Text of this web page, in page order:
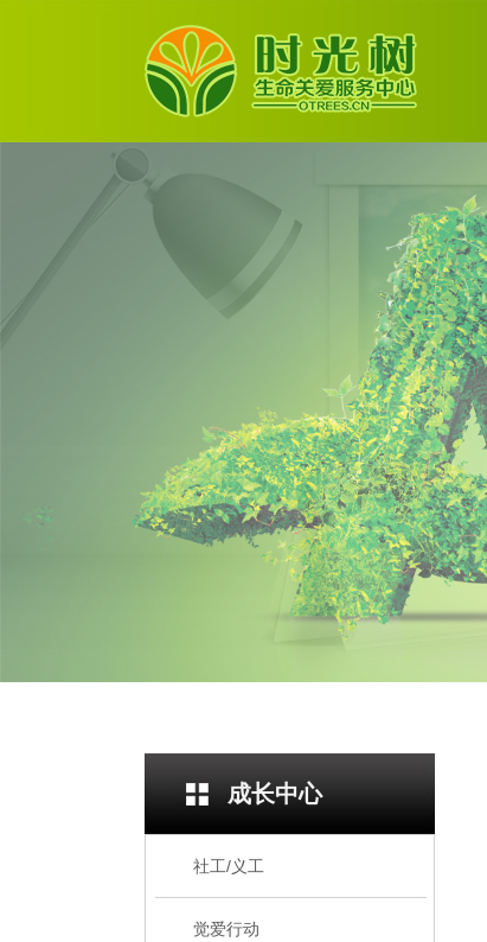
成长中心
社工/义工
觉爱行动